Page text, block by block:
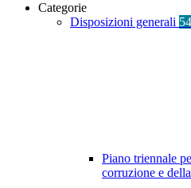
Categorie
Disposizioni generali 54
Piano triennale
corruzione e